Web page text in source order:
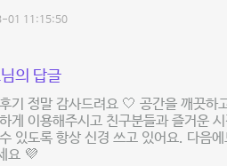
01 11:15:50
의 답글
기 정말 감사드려요 🤍 공간을 깨끗
게 이용해주시고 친구분들과 즐거운
있도록 항상 신경 쓰고 있어요. 다음
요 💜